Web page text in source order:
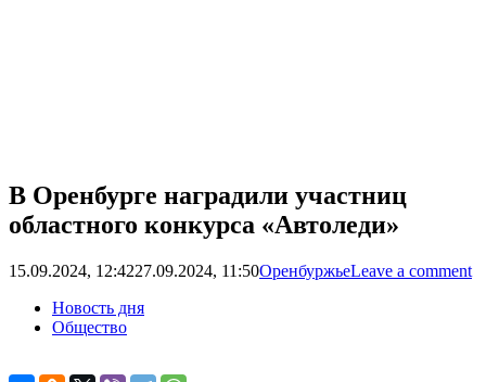
В Оренбурге наградили участниц
областного конкурса «Автоледи»
15.09.2024, 12:4227.09.2024, 11:50ОренбуржьеLeave a comment
Новость дня
Общество